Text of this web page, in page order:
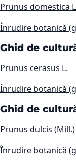
Prunus domestica
Înrudire botanică
Ghid de
Prunus cerasus L.
Înrudire botanică
Ghid de
Prunus dulcis (Mill.)
Înrudire botanică